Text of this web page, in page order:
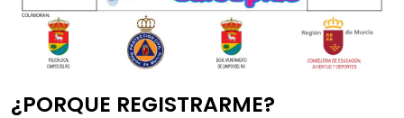
¿PORQUE REGISTRARME?